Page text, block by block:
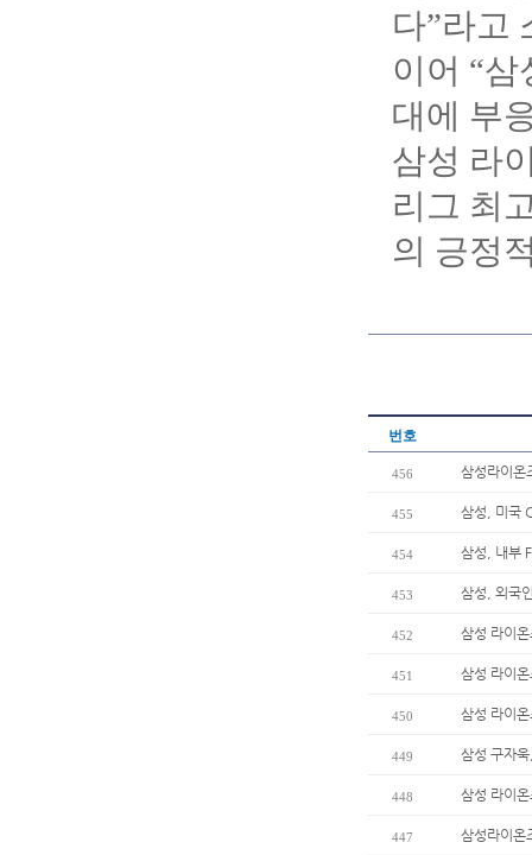
다”라고
이어 “
대에 부
삼성 라
리그 최
의 긍정
번호
456 삼성라이온
455 삼성, 미국
454 삼성, 내부
453 삼성, 외국
452 삼성 라이
451 삼성 라이
450 삼성 라이
449 삼성 구자
448 삼성 라이
447 삼성라이온